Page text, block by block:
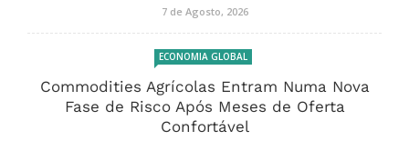
7 de Agosto, 2026
ECONOMIA GLOBAL
Commodities Agrícolas Entram Numa Nova
Fase de Risco Após Meses de Oferta
Confortável